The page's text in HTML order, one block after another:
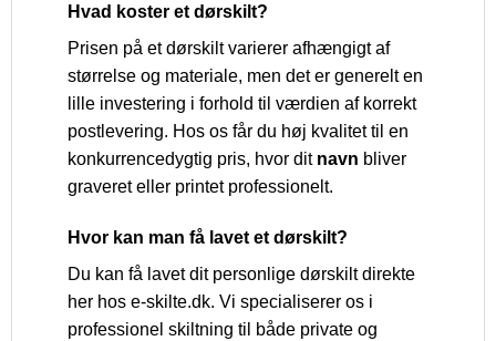
Hvad koster et dørskilt?
Prisen på et dørskilt varierer afhængigt af
størrelse og materiale, men det er generelt en
lille investering i forhold til værdien af korrekt
postlevering. Hos os får du høj kvalitet til en
konkurrencedygtig pris, hvor dit navn bliver
graveret eller printet professionelt.
Hvor kan man få lavet et dørskilt?
Du kan få lavet dit personlige dørskilt direkte
her hos e-skilte.dk. Vi specialiserer os i
professionel skiltning til både private og